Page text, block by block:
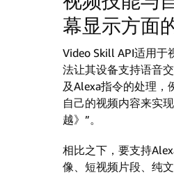
幕显示方面
Video Skill API适用于
法让其设备支持语音
及Alexa指令的处理，
自己的视频内容来实
越》”。
相比之下，要支持
像、短视频片段、纯